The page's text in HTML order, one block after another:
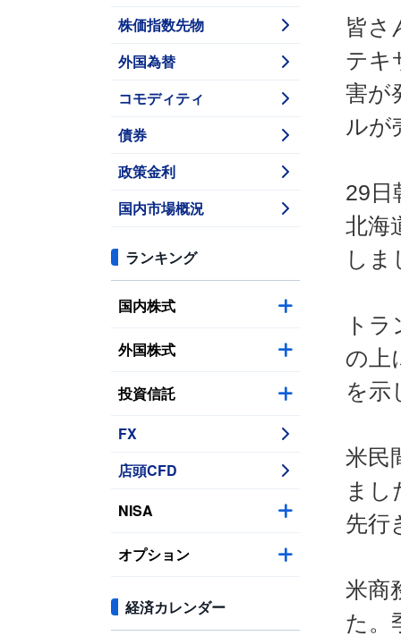
株価指数先物
外国為替
コモディティ
債券
政策金利
国内市場概況
ランキング
国内株式
外国株式
投資信託
FX
店頭CFD
NISA
オプション
経済カレンダー
皆さ
テキ
害が
ルが
29日
北海
しま
ト
の上
を示
米民
まし
先行
米商
た。